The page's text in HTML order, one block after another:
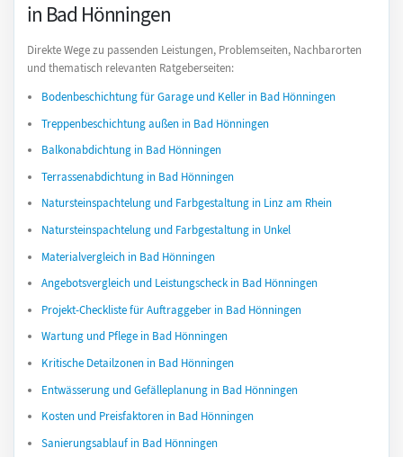
in Bad Hönningen
Direkte Wege zu passenden Leistungen, Problemseiten, Nachbarorten
und thematisch relevanten Ratgeberseiten:
Bodenbeschichtung für Garage und Keller in Bad Hönningen
Treppenbeschichtung außen in Bad Hönningen
Balkonabdichtung in Bad Hönningen
Terrassenabdichtung in Bad Hönningen
Natursteinspachtelung und Farbgestaltung in Linz am Rhein
Natursteinspachtelung und Farbgestaltung in Unkel
Materialvergleich in Bad Hönningen
Angebotsvergleich und Leistungscheck in Bad Hönningen
Projekt-Checkliste für Auftraggeber in Bad Hönningen
Wartung und Pflege in Bad Hönningen
Kritische Detailzonen in Bad Hönningen
Entwässerung und Gefälleplanung in Bad Hönningen
Kosten und Preisfaktoren in Bad Hönningen
Sanierungsablauf in Bad Hönningen